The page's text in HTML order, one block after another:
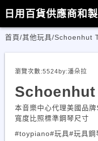
日用百貨供應商和
首頁/其他玩具/Schoenhut
瀏覽次數:5524by:潘朵拉
Schoenhut
本音樂中心代理美國品
寬度比照標準鋼琴尺寸
#toypiano#玩具#玩具鋼